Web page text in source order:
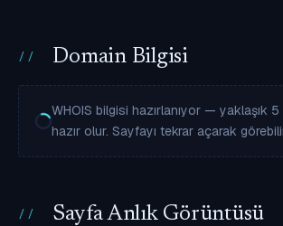
Domain Bilgisi
WHOIS bilgisi hazırlanıyor — yaklaşık
hazır olur. Sayfayı tekrar açarak
Sayfa Anlık Görüntüsü